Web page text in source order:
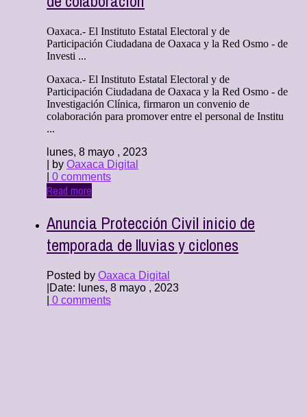
Oaxaca.- El Instituto Estatal Electoral y de
Participación Ciudadana de Oaxaca y la Red Osmo - de
Investi ...
Oaxaca.- El Instituto Estatal Electoral y de
Participación Ciudadana de Oaxaca y la Red Osmo - de
Investigación Clínica, firmaron un convenio de
colaboración para promover entre el personal de Institu
...
lunes, 8 mayo , 2023
| by Oaxaca Digital
0 comments
Read more
Anuncia Protección Civil inicio de
temporada de lluvias y ciclones
Posted by Oaxaca Digital
Date: lunes, 8 mayo , 2023
0 comments